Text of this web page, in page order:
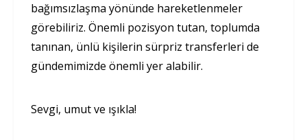
bağımsızlaşma yönünde hareketlenmeler
görebiliriz. Önemli pozisyon tutan, toplumda
tanınan, ünlü kişilerin sürpriz transferleri de
gündemimizde önemli yer alabilir.
Sevgi, umut ve ışıkla!